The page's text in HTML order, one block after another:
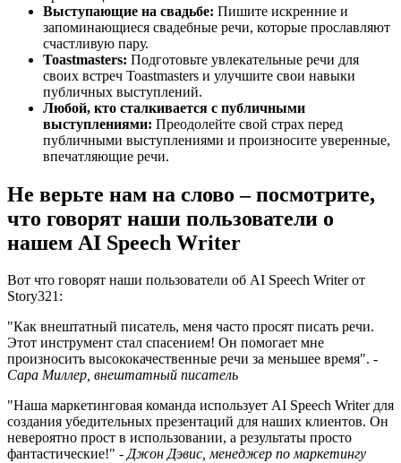
Выступающие на свадьбе: Пишите искренние и
запоминающиеся свадебные речи, которые прославляют
счастливую пару.
Toastmasters: Подготовьте увлекательные речи для
своих встреч Toastmasters и улучшите свои навыки
публичных выступлений.
Любой, кто сталкивается с публичными
выступлениями: Преодолейте свой страх перед
публичными выступлениями и произносите уверенные,
впечатляющие речи.
Не верьте нам на слово – посмотрите,
что говорят наши пользователи о
нашем AI Speech Writer​
Вот что говорят наши пользователи об AI Speech Writer​ от
Story321:
"Как внештатный писатель, меня часто просят писать речи.
Этот инструмент стал спасением! Он помогает мне
произносить высококачественные речи за меньшее время". -
Сара Миллер, внештатный писатель
"Наша маркетинговая команда использует AI Speech Writer​ для
создания убедительных презентаций для наших клиентов. Он
невероятно прост в использовании, а результаты просто
фантастические!" -Джон Дэвис, менеджер по маркетингу